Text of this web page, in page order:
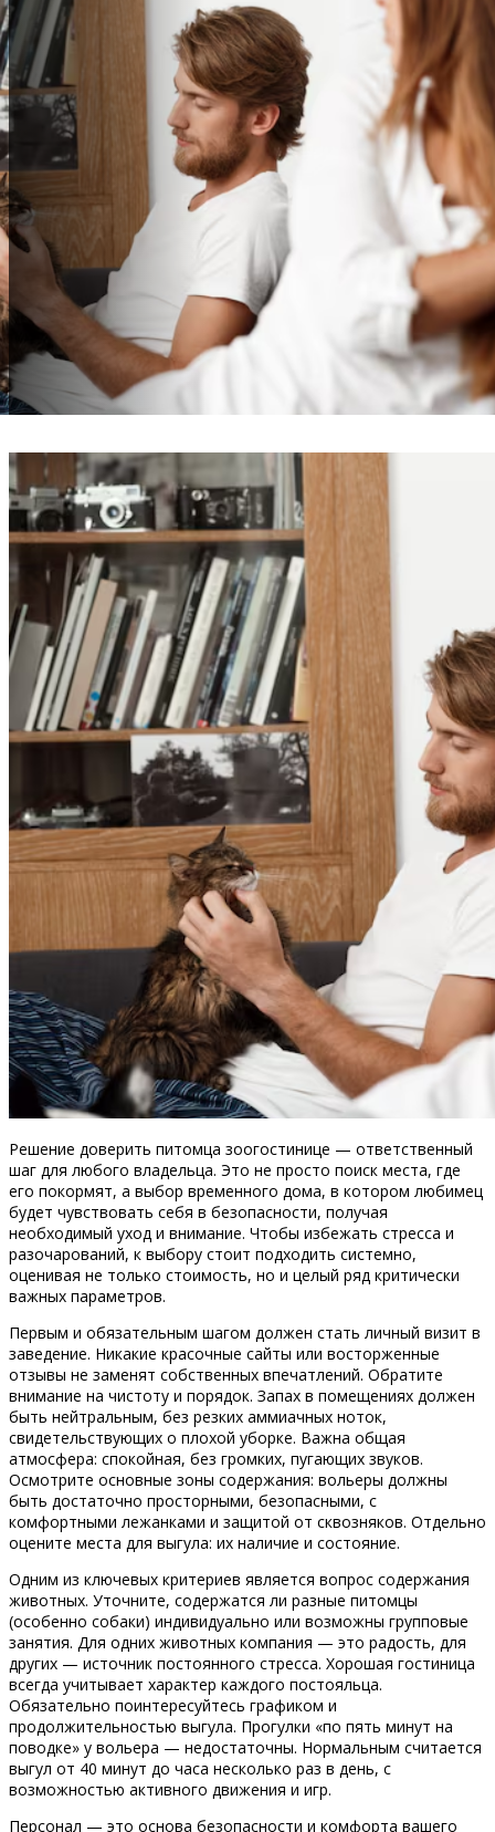
Решение доверить питомца зоогостинице — ответственный
шаг для любого владельца. Это не просто поиск места, где
его покормят, а выбор временного дома, в котором любимец
будет чувствовать себя в безопасности, получая
необходимый уход и внимание. Чтобы избежать стресса и
разочарований, к выбору стоит подходить системно,
оценивая не только стоимость, но и целый ряд критически
важных параметров.
Первым и обязательным шагом должен стать личный визит в
заведение. Никакие красочные сайты или восторженные
отзывы не заменят собственных впечатлений. Обратите
внимание на чистоту и порядок. Запах в помещениях должен
быть нейтральным, без резких аммиачных ноток,
свидетельствующих о плохой уборке. Важна общая
атмосфера: спокойная, без громких, пугающих звуков.
Осмотрите основные зоны содержания: вольеры должны
быть достаточно просторными, безопасными, с
комфортными лежанками и защитой от сквозняков. Отдельно
оцените места для выгула: их наличие и состояние.
Одним из ключевых критериев является вопрос содержания
животных. Уточните, содержатся ли разные питомцы
(особенно собаки) индивидуально или возможны групповые
занятия. Для одних животных компания — это радость, для
других — источник постоянного стресса. Хорошая гостиница
всегда учитывает характер каждого постояльца.
Обязательно поинтересуйтесь графиком и
продолжительностью выгула. Прогулки «по пять минут на
поводке» у вольера — недостаточны. Нормальным считается
выгул от 40 минут до часа несколько раз в день, с
возможностью активного движения и игр.
Персонал — это основа безопасности и комфорта вашего